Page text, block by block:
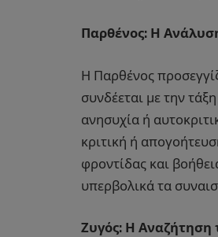
Παρθένος: Η
Η Παρθένος
συνδέεται με την
ανησυχία ή
κριτική ή
φροντίδας και
υπερβολικά τα
Ζυγός: Η Αναζήτηση